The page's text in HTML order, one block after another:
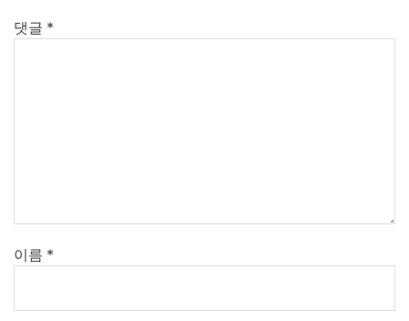
댓글 *
이름 *